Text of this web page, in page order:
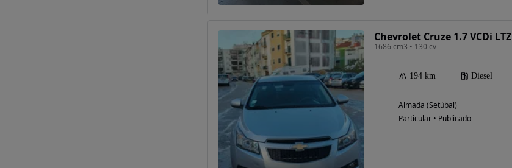
Chevrolet Cruze 1.7 VCDi LTZ
1686 cm3 • 130 cv
194 km Diesel
Almada (Setúbal)
Particular • Publicado